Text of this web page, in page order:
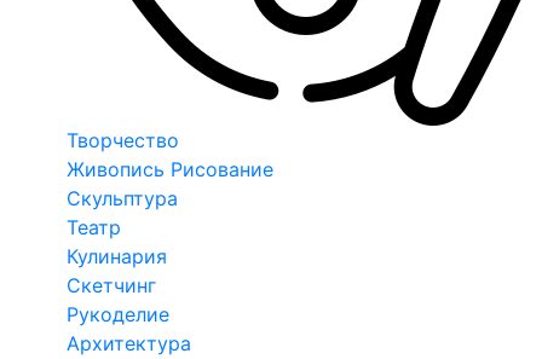
Творчество
Живопись Рисование
Скульптура
Театр
Кулинария
Скетчинг
Рукоделие
Архитектура